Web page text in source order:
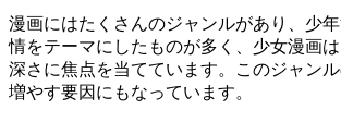
漫画にはたくさんのジャンルがあり、少
情をテーマにしたものが多く、少女漫画
深さに焦点を当てています。このジャン
増やす要因にもなっています。